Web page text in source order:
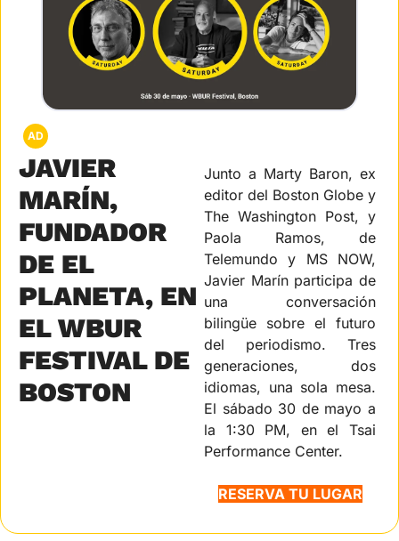
AD
JAVIER
MARÍN,
FUNDADOR
DE EL
PLANETA, EN
EL WBUR
FESTIVAL DE
BOSTON
Junto a Marty Baron, ex
editor del Boston Globe y
The Washington Post, y
Paola Ramos, de
Telemundo y MS NOW,
Javier Marín participa de
una conversación
bilingüe sobre el futuro
del periodismo. Tres
generaciones, dos
idiomas, una sola mesa.
El sábado 30 de mayo a
la 1:30 PM, en el Tsai
Performance Center.
RESERVA TU LUGAR